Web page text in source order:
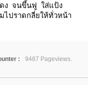
ง จนขึ้นฟู ใส่แป้ง
ไปราดกลี่ยให้ทั่วหน้า
:
9487 Pageviews.